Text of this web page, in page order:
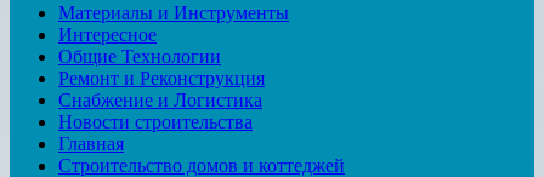
Материалы и Инструменты
Интересное
Общие Технологии
Ремонт и Реконструкция
Снабжение и Логистика
Новости строительства
Главная
Строительство домов и коттеджей